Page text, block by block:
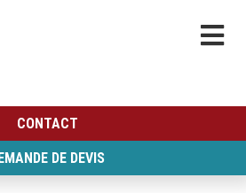
CONTACT
DE DEVIS